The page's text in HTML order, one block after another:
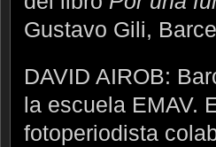
Gustavo Gili,
DAVID AIROB:
la escuela EMAV.
fotoperiodista